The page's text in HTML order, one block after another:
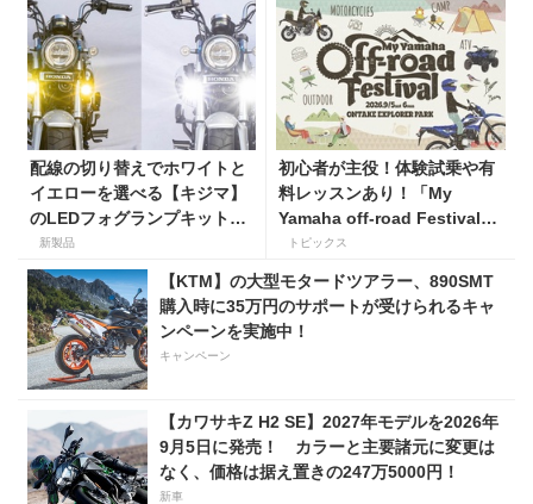
配線の切り替えでホワイトと
イエローを選べる【キジマ】
のLEDフォグランプキットに
ホンダ ダックス／グロム用が
登場
新製品
初心者が主役！体験試乗や有
料レッスンあり！「My
Yamaha off-road Festival」
を9月5日・6日にオンタケエ
施！
トピックス
【KTM】の大型モタードツアラー、890SMT
購入時に35万円のサポートが受けられるキャ
ンペーンを実施中！
キャンペーン
【カワサキZ H2 SE】2027年モデルを2026年
9月5日に発売！ カラーと主要諸元に変更は
なく、価格は据え置きの247万5000円！
新車